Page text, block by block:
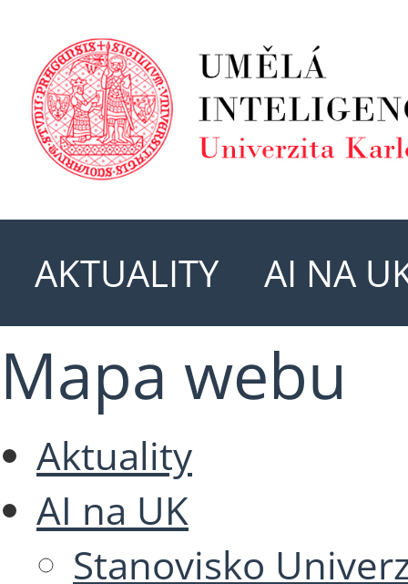
AKTUALITY AI NA
Mapa webu
Aktuality
AI na UK
Stanovisko